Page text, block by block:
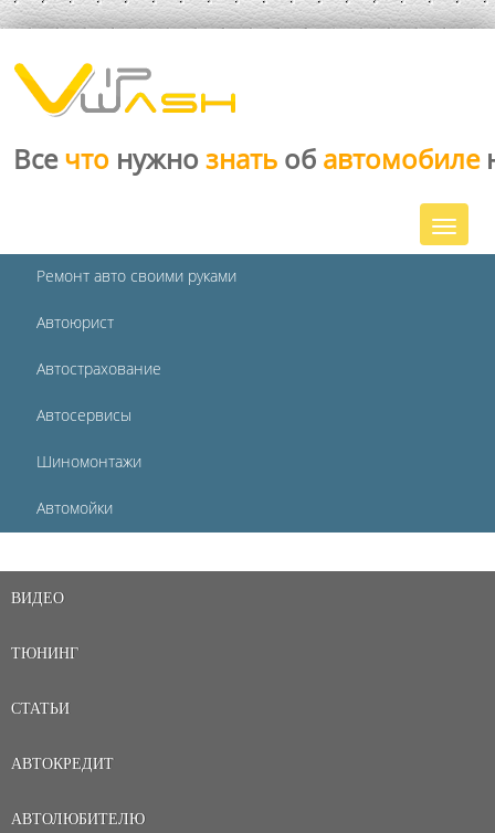
Все что нужно знать об автомобиле
Ремонт авто своими руками
Автоюрист
Автострахование
Автосервисы
Шиномонтажи
Автомойки
ВИДЕО
ТЮНИНГ
СТАТЬИ
АВТОКРЕДИТ
АВТОЛЮБИТЕЛЮ